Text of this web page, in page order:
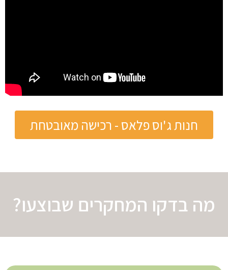
חנות ג'וס פלאס - רכישה מאובטחת
מה בדקו המחקרים שבוצעו?